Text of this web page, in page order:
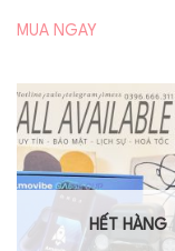
MUA NGAY
HẾT HÀNG